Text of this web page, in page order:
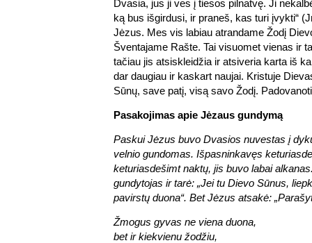
Dvasia, jus ji ves į tiesos pilnatvę. Ji
ką bus išgirdusi, ir praneš, kas turi įvykti“
Jėzus. Mes vis labiau atrandame Žodį
Šventajame Rašte. Tai visuomet vienas ir
tačiau jis atsiskleidžia ir atsiveria karta iš
dar daugiau ir kaskart naujai. Kristuje
Sūnų, save patį, visą savo Žodį.
Pasakojimas apie Jėzaus gundymą
Paskui Jėzus buvo Dvasios nuvestas į
velnio gundomas. Išpasninkavęs
keturiasdešimt naktų, jis buvo labai
gundytojas ir tarė: „Jei tu Dievo Sūnus,
pavirstų duona“. Bet Jėzus atsakė:
Žmogus gyvas ne viena duona,
bet ir kiekvienu žodžiu,